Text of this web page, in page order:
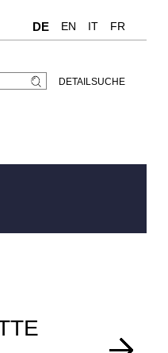
DE EN IT FR
DETAILSUCHE